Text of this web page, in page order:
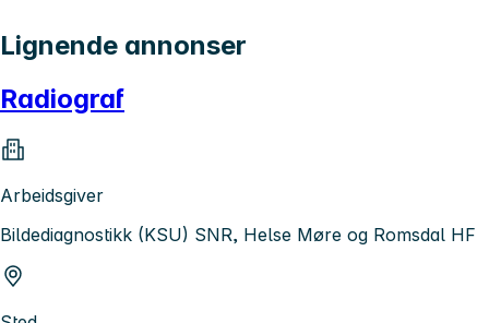
Lignende annonser
Radiograf
Arbeidsgiver
Bildediagnostikk (KSU) SNR, Helse Møre og Romsdal HF